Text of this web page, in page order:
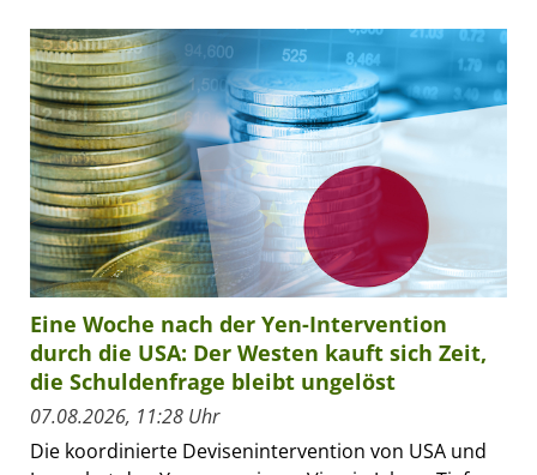
Eine Woche nach der Yen-Intervention
durch die USA: Der Westen kauft sich Zeit,
die Schuldenfrage bleibt ungelöst
07.08.2026, 11:28 Uhr
Die koordinierte Devisenintervention von USA und